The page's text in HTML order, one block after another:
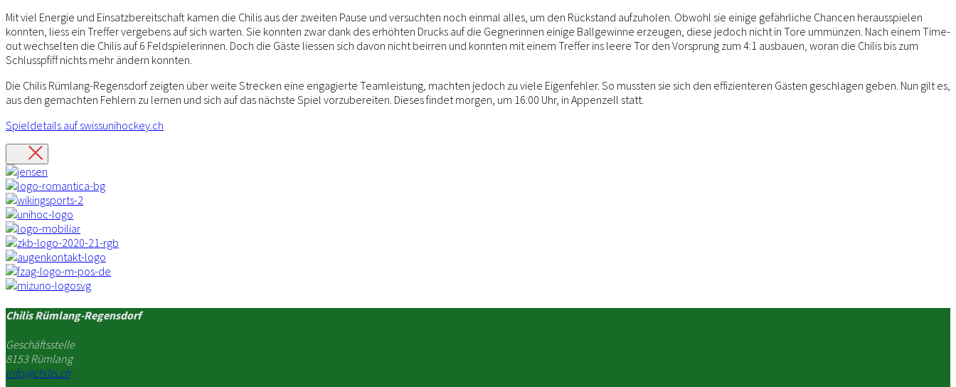
Mit viel Energie und Einsatzbereitschaft kamen die Chilis aus der zweiten Pause und versuchten noch einmal alles, um den Rückstand aufzuholen. Obwohl sie einige gefährliche Chancen herausspielen
konnten, liess ein Treffer vergebens auf sich warten. Sie konnten zwar dank des erhöhten Drucks auf die Gegnerinnen einige Ballgewinne erzeugen, diese jedoch nicht in Tore ummünzen. Nach einem Time-
out wechselten die Chilis auf 6 Feldspielerinnen. Doch die Gäste liessen sich davon nicht beirren und konnten mit einem Treffer ins leere Tor den Vorsprung zum 4:1 ausbauen, woran die Chilis bis zum
Schlusspfiff nichts mehr ändern konnten.
Die Chilis Rümlang-Regensdorf zeigten über weite Strecken eine engagierte Teamleistung, machten jedoch zu viele Eigenfehler. So mussten sie sich den effizienteren Gästen geschlagen geben. Nun gilt es,
aus den gemachten Fehlern zu lernen und sich auf das nächste Spiel vorzubereiten. Dieses findet morgen, um 16:00 Uhr, in Appenzell statt.
Spieldetails auf swissunihockey.ch
Chilis Rümlang-Regensdorf
Geschäftsstelle
8153 Rümlang
info@chilis.ch